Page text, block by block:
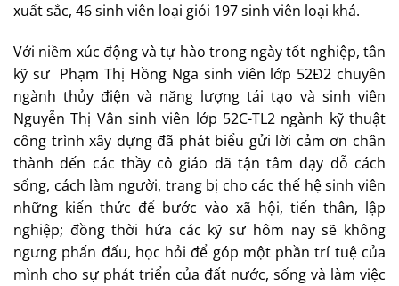
xuất sắc, 46 sinh viên loại giỏi 197 sinh viên loại khá.
Với niềm xúc động và tự hào trong ngày tốt nghiệp, tân
kỹ sư Phạm Thị Hồng Nga sinh viên lớp 52Đ2 chuyên
ngành thủy điện và năng lượng tái tạo và sinh viên
Nguyễn Thị Vân sinh viên lớp 52C-TL2 ngành kỹ thuật
công trình xây dựng đã phát biểu gửi lời cảm ơn chân
thành đến các thầy cô giáo đã tận tâm dạy dỗ cách
sống, cách làm người, trang bị cho các thế hệ sinh viên
những kiến thức để bước vào xã hội, tiến thân, lập
nghiệp; đồng thời hứa các kỹ sư hôm nay sẽ không
ngưng phấn đấu, học hỏi để góp một phần trí tuệ của
mình cho sự phát triển của đất nước, sống và làm việc